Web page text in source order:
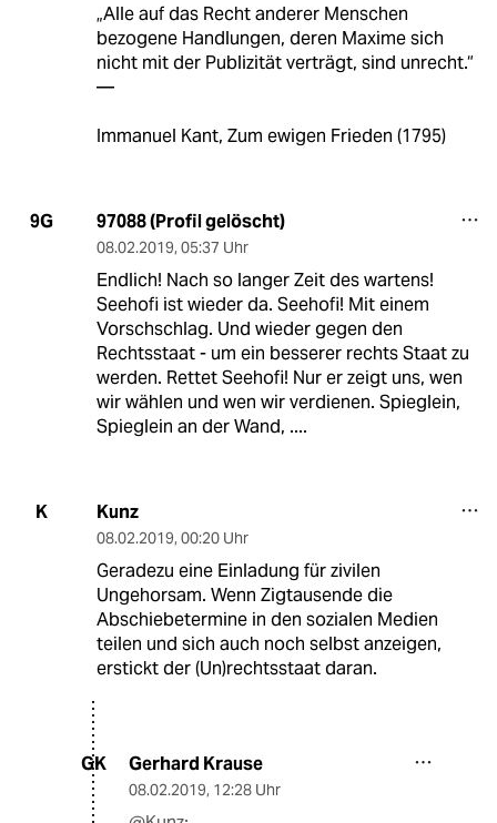
„Alle auf das Recht anderer Menschen
bezogene Handlungen, deren Maxime sich
nicht mit der Publizität verträgt, sind unrecht.“
—
Immanuel Kant, Zum ewigen Frieden (1795)
9G 97088 (Profil gelöscht)
08.02.2019, 05:37 Uhr
Endlich! Nach so langer Zeit des wartens!
Seehofi ist wieder da. Seehofi! Mit einem
Vorschschlag. Und wieder gegen den
Rechtsstaat - um ein besserer rechts Staat zu
werden. Rettet Seehofi! Nur er zeigt uns, wen
wir wählen und wen wir verdienen. Spieglein,
Spieglein an der Wand, ....
K Kunz
08.02.2019, 00:20 Uhr
Geradezu eine Einladung für zivilen
Ungehorsam. Wenn Zigtausende die
Abschiebetermine in den sozialen Medien
teilen und sich auch noch selbst anzeigen,
erstickt der (Un)rechtsstaat daran.
GK Gerhard Krause
08.02.2019, 12:28 Uhr